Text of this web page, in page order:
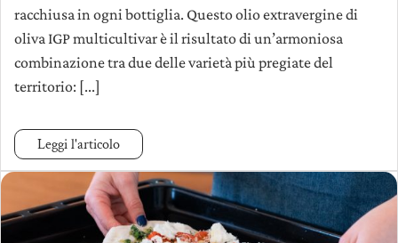
racchiusa in ogni bottiglia. Questo olio extravergine di
oliva IGP multicultivar è il risultato di un’armoniosa
combinazione tra due delle varietà più pregiate del
territorio: [...]
Leggi l'articolo